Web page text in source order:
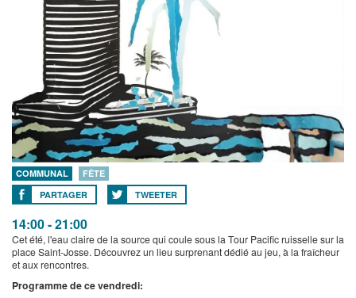
COMMUNAL
FÊTE
PARTAGER
TWEETER
14:00 - 21:00
Cet été, l'eau claire de la source qui coule sous la Tour Pacific ruisselle sur la
place Saint-Josse. Découvrez un lieu surprenant dédié au jeu, à la fraîcheur
et aux rencontres.
Programme de ce vendredi: